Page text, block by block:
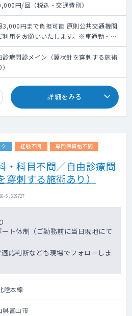
円/回（税込・交通費別）
3,000円まで負担可能 原則公共交通機関
利用をお願いいたします。※車通勤・タ
ー利用要相談
診療問診メイン（翼状針を穿刺する施術
詳細をみる
経験不問 専門医資格不問
・科目不問／自由診療問
刺する施術あり）
SJ639727
ト体制（ご勤務前に当日現地にて
応判断なども現場でフォローしま
陸本線
県富山市